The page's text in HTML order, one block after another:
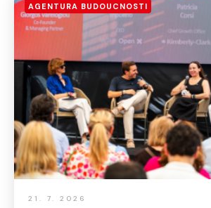
AGENTURA BUDOUCNOSTI
21. 7. 2026